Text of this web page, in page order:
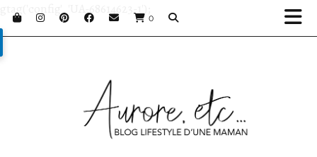
0
gtag('config', 'UA-68614623-1');